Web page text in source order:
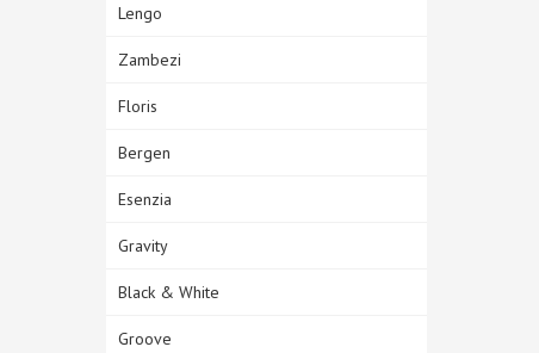
Lengo
Zambezi
Floris
Bergen
Esenzia
Gravity
Black & White
Groove